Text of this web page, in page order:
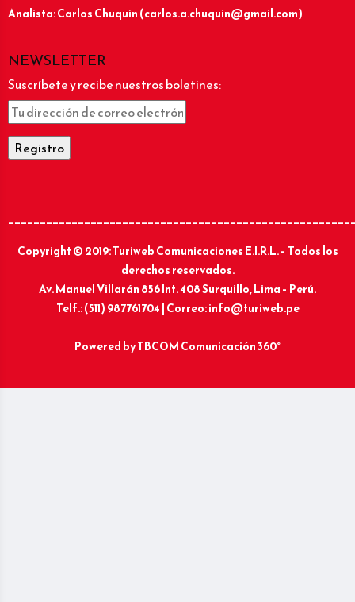
Analista: Carlos Chuquín (carlos.a.chuquin@gmail.com)
NEWSLETTER
Suscríbete y recibe nuestros boletines:
Copyright © 2019: Turiweb Comunicaciones E.I.R.L. – Todos los
derechos reservados.
Av. Manuel Villarán 856 Int. 408 Surquillo, Lima – Perú.
Telf.: (511) 987761704 | Correo: info@turiweb.pe
Powered byTBCOM Comunicación 360°